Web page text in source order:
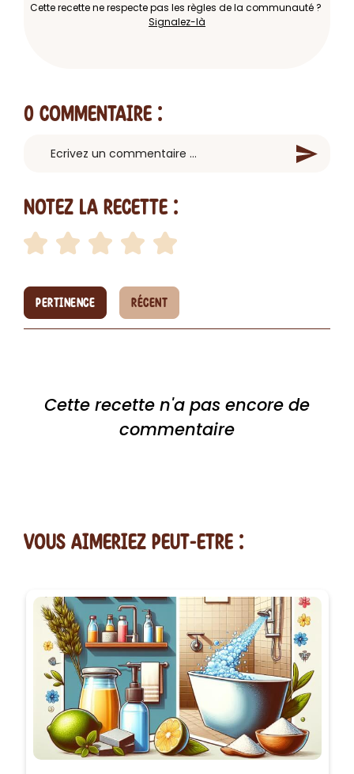
Cette recette ne respecte pas les règles de la communauté ?
Signalez-là
0 Commentaire :
Notez la recette :
PERTINENCE RÉCENT
Cette recette n'a pas encore de
commentaire
vous AIMERiEZ PEUT-ETRE :